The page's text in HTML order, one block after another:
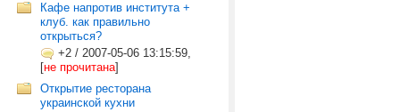
Кафе напротив института +
клуб. как правильно
открыться?
+2 / 2007-05-06 13:15:59,
[не прочитана]
Открытие ресторана
украинской кухни